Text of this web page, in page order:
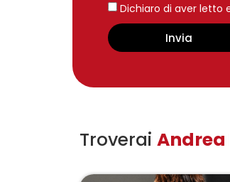
Dichiaro di aver letto
Invia
Troverai Andrea